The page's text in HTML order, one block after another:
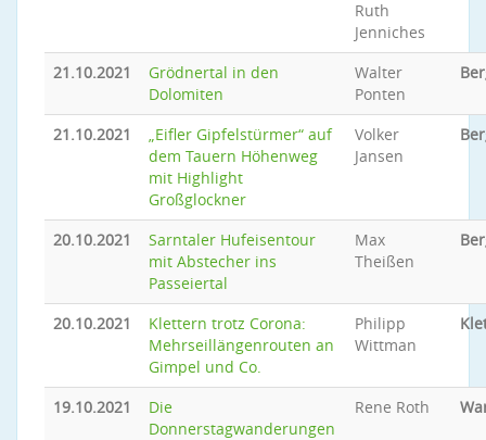
Ruth
Jenniches
21.10.2021
Grödnertal in den
Dolomiten
Walter
Ponten
21.10.2021
„Eifler Gipfelstürmer“ auf
dem Tauern Höhenweg
mit Highlight
Großglockner
Volker
Jansen
20.10.2021
Sarntaler Hufeisentour
mit Abstecher ins
Passeiertal
Max
Theißen
20.10.2021
Klettern trotz Corona:
Mehrseillängenrouten an
Gimpel und Co.
Philipp
Wittman
19.10.2021
Die
Donnerstagwanderungen
Rene Roth